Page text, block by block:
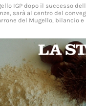
IGP dopo il successo
sarà al centro del
del Mugello, bilancio